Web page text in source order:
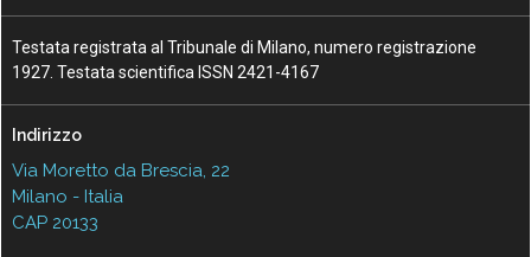
Testata registrata al Tribunale di Milano, numero registrazione
1927. Testata scientifica ISSN 2421-4167
Indirizzo
Via Moretto da Brescia, 22
Milano - Italia
CAP 20133